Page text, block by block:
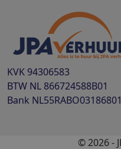
KVK 94306583
BTW NL 866724588B01
Bank
© 2026 -